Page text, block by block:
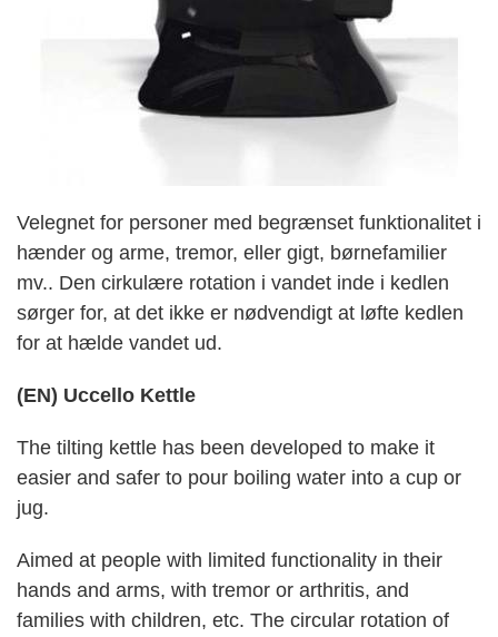
Velegnet for personer med begrænset funktionalitet i
hænder og arme, tremor, eller gigt, børnefamilier
mv.. Den cirkulære rotation i vandet inde i kedlen
sørger for, at det ikke er nødvendigt at løfte kedlen
for at hælde vandet ud.
(EN) Uccello Kettle
The tilting kettle has been developed to make it
easier and safer to pour boiling water into a cup or
jug.
​​Aimed at people with limited functionality in their
hands and arms, with tremor or arthritis, and
families with children, etc. The circular rotation of